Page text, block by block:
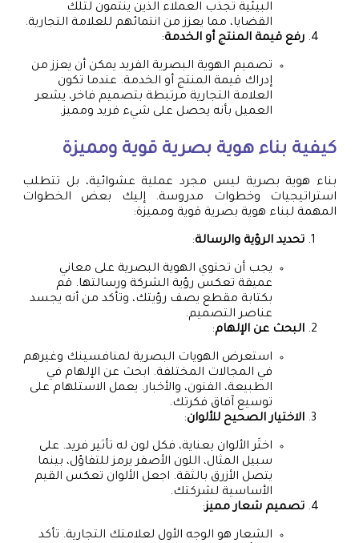
البيئية تجذب العملاء الذين ينتمون لتلك
القضايا، مما يعزز من انتمائهم للعلامة التجارية.
رفع قيمة المنتج أو الخدمة:
تصميم الهوية البصرية الفريد يمكن أن يعزز من
إدراك قيمة المنتج أو الخدمة. عندما تكون
العلامة التجارية مرتبطة بتصميم فاخر، يشعر
العميل بأنه يحصل على شيء فريد ومميز.
كيفية بناء هوية بصرية قوية ومميزة
بناء هوية بصرية ليس مجرد عملية عشوائية، بل تتطلب
استراتيجيات وخطوات مدروسة. إليك بعض الخطوات
المهمة لبناء هوية بصرية قوية ومميزة:
تحديد الرؤية والرسالة:
يجب أن تحتوي الهوية البصرية على معاني
عميقة تعكس رؤية الشركة ورسالتها. قم
بكتابة مقطع يصف رؤيتك، وتأكد من أنه يجسد
عناصر التصميم.
البحث عن الإلهام:
استعرض الهويات البصرية لمنافسينك وغيرهم
في المجالات المختلفة. ابحث عن الإلهام في
الطبيعة، الفنون، والأخبار. يعمل الاستلهام على
توسيع آفاق فكرتك.
الاختيار الصحيح للألوان:
اختَر الألوان بعناية، فكل لون له تأثير فريد. على
سبيل المثال، اللون الأصفر يرمز للتفاؤل، بينما
يتصل الأزرق بالثقة. اجعل الألوان تعكس القيم
الأساسية لشركتك.
تصميم شعار مميز:
الشعار هو الوجه الأول لعلامتك التجارية. تأكد